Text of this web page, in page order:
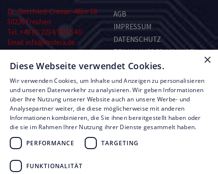
Dr.-Gottfried-Cremer-Allee 18
50226 Frechen
Tel. +49 (0) 2234/ 933 54 0
Email: info@endera.de
Montag–Freitag:
8.00–13.00 und 14.00–17.00 Uhr
Samstag: nach Vereinbarung
AGB
IMPRESSUM
DATENSCHUTZ
TEILNAHMEBEDINGUNGEN
KONTAKT
RMA-FORMULAR
© Copyright by Endera Digitaltechnik 2026
UNSERE LEISTUNGEN
×
Diese Webseite verwendet Cookies.
Wir verwenden Cookies, um Inhalte und Anzeigen zu personalisieren
und unseren Datenverkehr zu analysieren. Wir geben Informationen
über Ihre Nutzung unserer Website auch an unsere Werbe- und
Analysepartner weiter, die diese möglicherweise mit anderen
Informationen kombinieren, die Sie ihnen bereitgestellt haben oder
die sie im Rahmen Ihrer Nutzung ihrer Dienste gesammelt haben.
PERFORMANCE
TARGETING
FUNKTIONALITÄT